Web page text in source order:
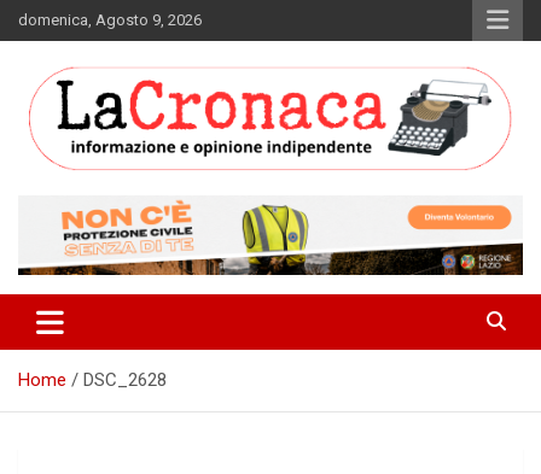
Skip
to
domenica, Agosto 9, 2026
La Cronaca Quotidiano
Home DSC_2628